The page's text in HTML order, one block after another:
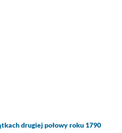
drugiej połowy roku 1790